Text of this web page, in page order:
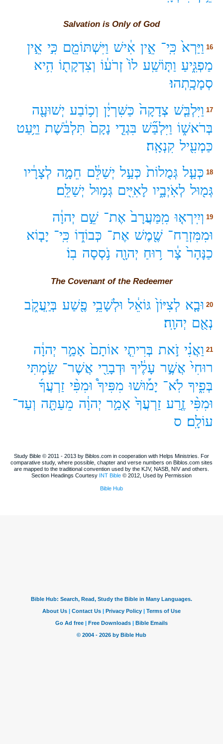
Salvation is Only of God
16 וַיַּרְא֙ כִּֽי־ אֵ֣ין אִ֔ישׁ וַיִּשְׁתּוֹמֵ֖ם כִּ֣י אֵ֣ין
מַפְגִּ֑יעַ וַתּ֤וֹשַֽׁע לוֹ֙ זְרֹע֔וֹ וְצִדְקָת֖וֹ הִ֥יא
סְמָכָֽתְהוּ׃
17 וַיִּלְבַּ֤שׁ צְדָקָה֙ כַּשִּׁרְיָ֔ן וְכ֥וֹבַע יְשׁוּעָ֖ה
בְּרֹאשׁ֑וֹ וַיִּלְבַּ֞שׁ בִּגְדֵ֤י נָקָם֙ תִּלְבֹּ֔שֶׁת וַיַּ֥עַט
כַּמְעִ֖יל קִנְאָֽה׃
18 כְּעַ֤ל גְּמֻלוֹת֙ כְּעַ֣ל יְשַׁלֵּ֔ם חֵמָ֣ה לְצָרָ֔יו
גְּמ֖וּל לְאֹֽיְבָ֑יו לָאִיִּ֖ים גְּמ֥וּל יְשַׁלֵּֽם׃
19 וְיִֽירְא֤וּ מִֽמַּעֲרָב֙ אֶת־ שֵׁ֣ם יְהוָ֔ה
וּמִמִּזְרַח־ שֶׁ֖מֶשׁ אֶת־ כְּבוֹד֑וֹ כִּֽי־ יָב֤וֹא
כַנָּהָר֙ צָ֔ר ר֥וּחַ יְהוָ֖ה נֹ֥סְסָה בֽוֹ׃
The Covenant of the Redeemer
20 וּבָ֤א לְצִיּוֹן֙ גּוֹאֵ֔ל וּלְשָׁבֵ֥י פֶ֖שַׁע בְּיַֽעֲקֹ֑ב
נְאֻ֖ם יְהוָֽה׃
21 וַאֲנִ֗י זֹ֣את בְּרִיתִ֤י אוֹתָם֙ אָמַ֣ר יְהוָ֔ה
רוּחִי֙ אֲשֶׁ֣ר עָלֶ֔יךָ וּדְבָרַ֖י אֲשֶׁר־ שַׂ֣מְתִּי
בְּפִ֑יךָ לֹֽא־ יָמ֡וּשׁוּ מִפִּיךָ֩ וּמִפִּ֨י זַרְעֲךָ֜
וּמִפִּ֨י זֶ֤רַע זַרְעֲךָ֙ אָמַ֣ר יְהוָ֔ה מֵעַתָּ֖ה וְעַד־
עוֹלָֽם׃ ס
Study Bible © 2011 - 2013 by Biblos.com in cooperation with Helps Ministries. For
comparative study, where possible, chapter and verse numbers on Biblos.com sites
are mapped to the traditional convention used by the KJV, NASB, NIV and others.
Section Headings Courtesy INT Bible © 2012, Used by Permission
Bible Hub